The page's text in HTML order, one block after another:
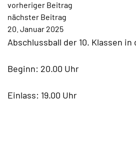
AKTUELLES
KONTAKT
vorheriger Beitrag
nächster Beitrag
20. Januar 2025
Abschlussball der 10. Klassen
Beginn: 20.00 Uhr
Einlass: 19.00 Uhr